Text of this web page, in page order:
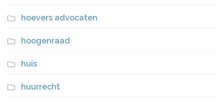
hoevers advocaten
hoogenraad
huis
huurrecht